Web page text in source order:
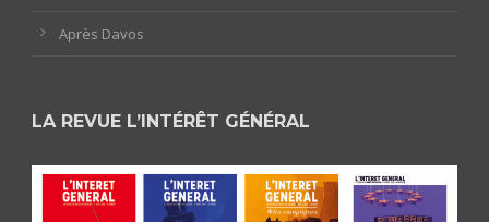
Après Davos
LA REVUE L’INTÉRÊT GÉNÉRAL